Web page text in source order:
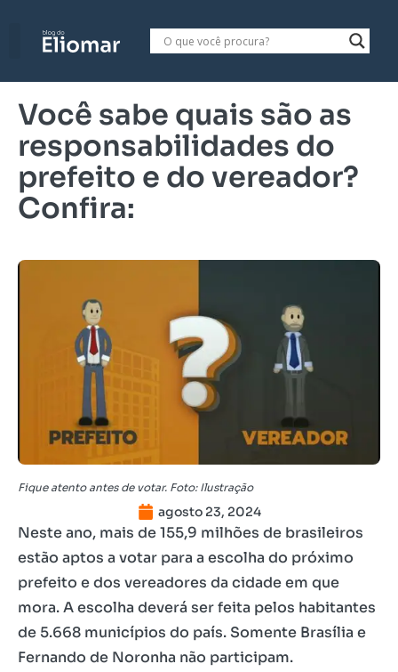
Você sabe quais são as
responsabilidades do
prefeito e do vereador?
Confira:
Fique atento antes de votar. Foto: Ilustração
agosto 23, 2024
Neste ano, mais de 155,9 milhões de brasileiros
estão aptos a votar para a escolha do próximo
prefeito e dos vereadores da cidade em que
mora. A escolha deverá ser feita pelos habitantes
de 5.668 municípios do país. Somente Brasília e
Fernando de Noronha não participam.